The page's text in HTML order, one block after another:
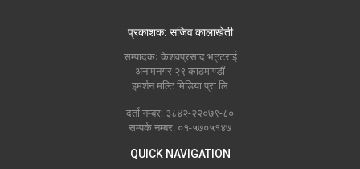
प्रकाशक: सजिव कालाखेती
सम्पादकः केशवप्रसाद भट्टराई
अनामनगर २९ काठमाण्डौं
इमर्शन मल्टि मिडिया प्रा लि
दर्ता नम्बर: ३८४२-२२०७९-८०
सम्पर्क नम्बर: ०१-५७०५१४७
QUICK NAVIGATION